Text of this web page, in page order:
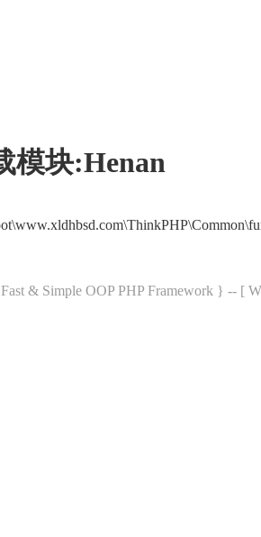
模块:Henan
& Simple OOP PHP Framework } -- [